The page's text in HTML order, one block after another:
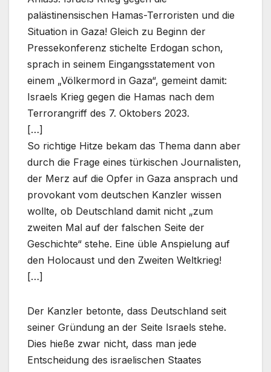
palästinensischen Hamas-Terroristen und die
Situation in Gaza! Gleich zu Beginn der
Pressekonferenz stichelte Erdogan schon,
sprach in seinem Eingangsstatement von
einem „Völkermord in Gaza“, gemeint damit:
Israels Krieg gegen die Hamas nach dem
Terrorangriff des 7. Oktobers 2023.
[…]
So richtige Hitze bekam das Thema dann aber
durch die Frage eines türkischen Journalisten,
der Merz auf die Opfer in Gaza ansprach und
provokant vom deutschen Kanzler wissen
wollte, ob Deutschland damit nicht „zum
zweiten Mal auf der falschen Seite der
Geschichte“ stehe. Eine üble Anspielung auf
den Holocaust und den Zweiten Weltkrieg!
[…]
Der Kanzler betonte, dass Deutschland seit
seiner Gründung an der Seite Israels stehe.
Dies hieße zwar nicht, dass man jede
Entscheidung des israelischen Staates